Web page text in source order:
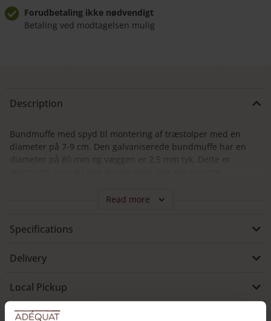
Forudbetaling ikke nødvendigt
Betaling ved modtagelsen mulig
Description
Bundmuffe med spyd til montering af træstolper med en
diameter på 7-9 cm. Den galvaniserede bundmuffe har en
diameter på 80 mm og væggen er 2,5 mm tyk. Dette er
bolte. Vi tilbyder også kastanjestolpen i bundmuffe med spyd
fræset efter mål.
Read more
Specifications
Delivery
Local Pickup